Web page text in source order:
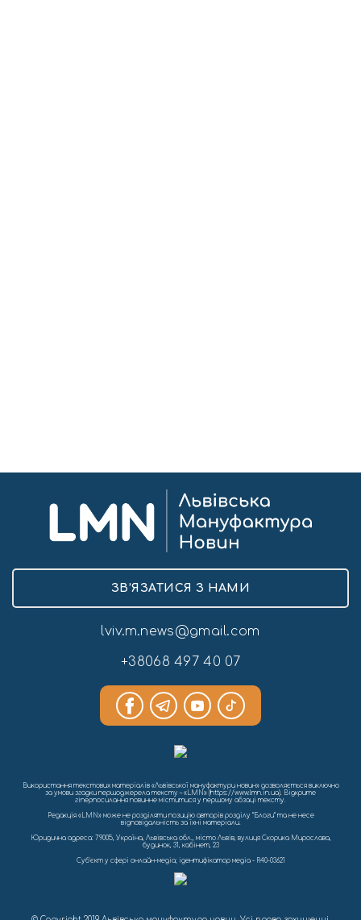
ЗВ’ЯЗАТИСЯ З НАМИ
lviv.m.news@gmail.com
+38068 497 40 07
Використання текстових матеріалів «Львівської мануфактури новин» дозволяється виключно
за умови згадки першоджерела тексту – «LMN» (https://www.lmn.in.ua). Відкрите
гіперпосилання повинне міститися у першому абзаці тексту.
Редакція «LMN» може не розділяти позицію авторів розділу “Блоги” та не несе
відповідальність за їхні матеріали.
Юридична адреса: 79005, Україна, Львівська обл., місто Львів, вулиця Скорика Мирослава,
будинок, 31, кабінет, 23
Cуб'єкт у сфері онлайн-медіа; ідентифікатор медіа - R40-03621